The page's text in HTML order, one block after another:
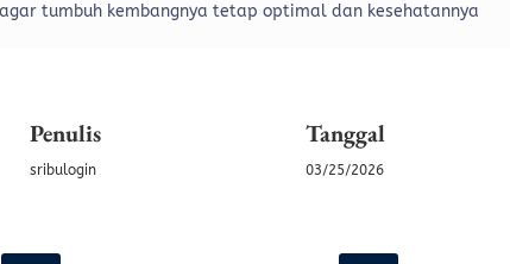
tumbuh kembangnya tetap optimal dan kesehatannya
Penulis
sribulogin
Tanggal
03/25/2026